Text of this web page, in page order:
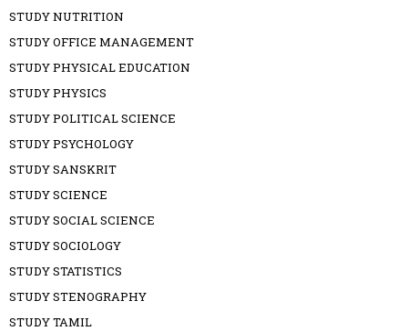
STUDY NUTRITION
STUDY OFFICE MANAGEMENT
STUDY PHYSICAL EDUCATION
STUDY PHYSICS
STUDY POLITICAL SCIENCE
STUDY PSYCHOLOGY
STUDY SANSKRIT
STUDY SCIENCE
STUDY SOCIAL SCIENCE
STUDY SOCIOLOGY
STUDY STATISTICS
STUDY STENOGRAPHY
STUDY TAMIL